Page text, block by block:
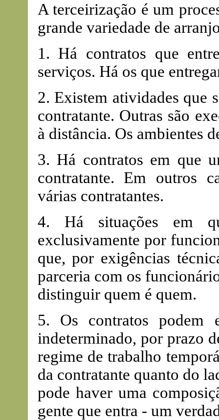
A terceirização é um
grande variedade de
1. Há contratos que
serviços. Há os que
2. Existem atividades que
contratante. Outras são
à distância. Os ambientes
3. Há contratos em que
contratante. Em outros
várias contratantes.
4. Há situações em
exclusivamente por
que, por exigências
parceria com os
distinguir quem é quem.
5. Os contratos podem
indeterminado, por prazo
regime de trabalho
da contratante quanto do
pode haver uma
gente que entra - um